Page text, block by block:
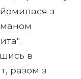
з
в
разом з